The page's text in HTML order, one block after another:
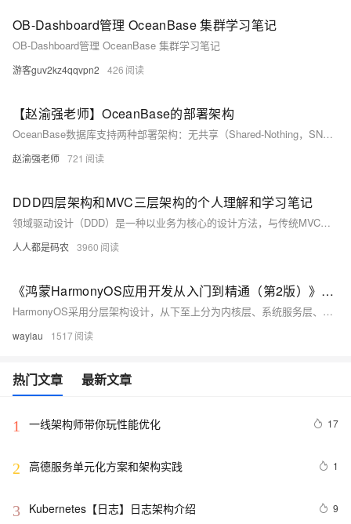
OB-Dashboard管理 OceanBase 集群学习笔记
OB-Dashboard管理 OceanBase 集群学习笔记
游客guv2kz4qqvpn2 426
【赵渝强老师】OceanBase的部署架构
OceanBase数据库支持两种部署架构：无共享（Shared-Nothing，SN）模式和共享存储（Shared-Storage，SS）模式。SN模式下，各节点对等，具备高扩展性、可用性和性能，运行于普通PC服务器集群；SS模式采用存算分离架构，租户数据存储在共享对象存储上，本地缓存热点数据。两种模式均支持高可用与多副本一致性，适用于不同业务场景。
赵渝强老师 721
DDD四层架构和MVC三层架构的个人理解和学习笔记
领域驱动设计（DDD）是一种以业务为核心的设计方法，与传统MVC架构不同，DDD将业务逻辑拆分为应用层和领域层，更关注业务领域而非数据库设计。其四层架构包括：Interface（接口层）、Application（应用层）、Domain（领域层）和Infrastructure（基础层）。各层职责分明，避免跨层调用，确保业务逻辑清晰。代码实现中，通过DTO、Entity、DO等对象的转换，结合ProtoBuf协议，完成请求与响应的处理流程。为提高复用性，实际项目中可增加Common层存放公共依赖。DDD强调从业务出发设计软件，适应复杂业务场景，是微服务架构的重要设计思想。
人人都是码农 3960
《鸿蒙HarmonyOS应用开发从入门到精通（第2版）》学习笔记——HarmonyOS架构介绍
HarmonyOS采用分层架构设计，从下至上分为内核层、系统服务层、框架层和应用层。内核层支持多内核设计与硬件驱动；系统服务层提供核心能力和服务；框架层支持多语言开发；应用层包括系统及第三方应用，支持跨设备调度，确保一致的用户体验。
waylau 1517
热门文章 最新文章
1 一线架构师带你玩性能优化 17
2 高德服务单元化方案和架构实践 1
3 Kubernetes【日志】日志架构介绍 9